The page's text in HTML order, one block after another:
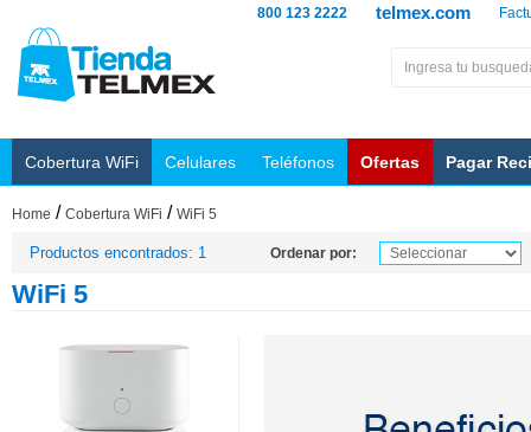
telmex.com
800 123 2222
Cobertura WiFi Celulares Teléfonos Ofertas Pagar
Home / Cobertura WiFi / WiFi 5
Productos encontrados: 1 Ordenar por:
WiFi 5